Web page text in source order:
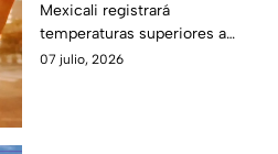
podrían superar los
45°C
Mexicali registrará
temperaturas superiores a
45°C durante varios días.
07 julio, 2026